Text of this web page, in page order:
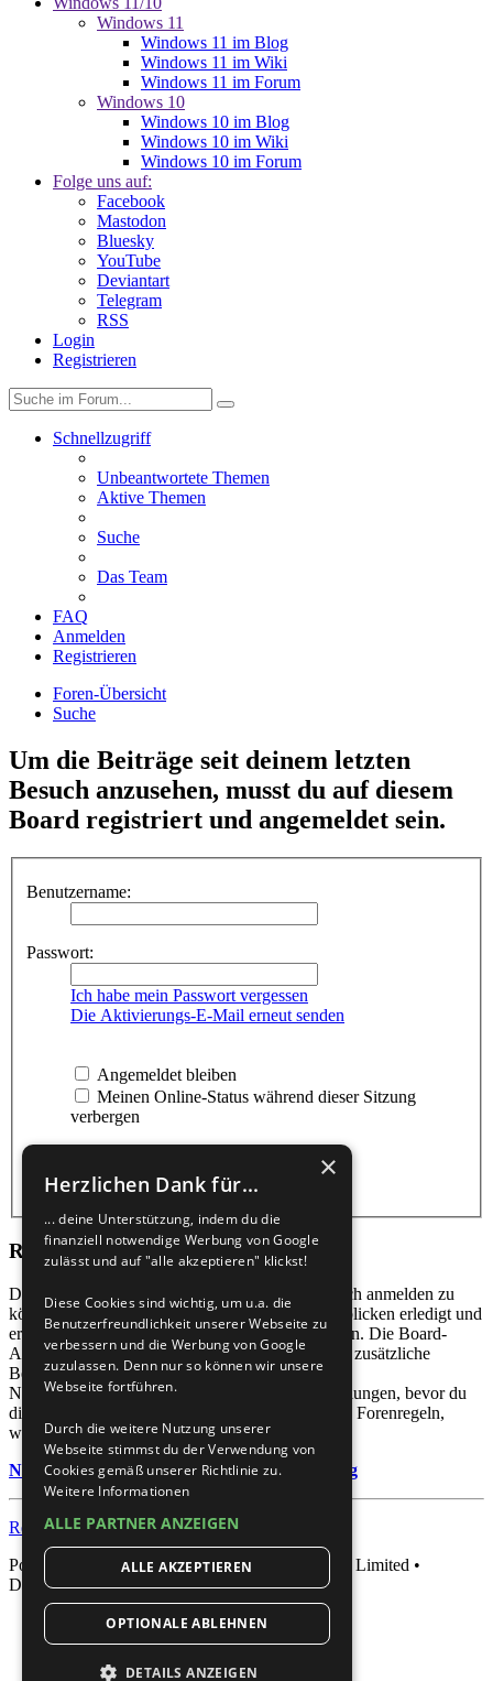
Windows 11
Windows 11 im Blog
Windows 11 im Wiki
Windows 11 im Forum
Windows 10
Windows 10 im Blog
Windows 10 im Wiki
Windows 10 im Forum
Folge uns auf:
Facebook
Mastodon
Bluesky
YouTube
Deviantart
Telegram
RSS
Login
Registrieren
Schnellzugriff
Unbeantwortete Themen
Aktive Themen
Suche
Das Team
FAQ
Anmelden
Registrieren
Foren-Übersicht
Suche
Um die Beiträge seit deinem letzten
Besuch anzusehen, musst du auf diesem
Board registriert und angemeldet sein.
Benutzername:
Passwort:
Ich habe mein Passwort vergessen
Die Aktivierungs-E-Mail erneut senden
Angemeldet bleiben
Meinen Online-Status während dieser Sitzung
verbergen
Registrieren
Du musst in diesem Forum registriert sein, um dich anmelden zu
können. Die Registrierung ist in wenigen Augenblicken erledigt und
ermöglicht dir, auf weitere Funktionen zuzugreifen. Die Board-
Administration kann registrierten Benutzern auch zusätzliche
Berechtigungen zuweisen. Beachte bitte unsere
Nutzungsbedingungen und die verwandten Regelungen, bevor du
dich registrierst. Bitte beachte auch die jeweiligen Forenregeln,
wenn du dich in diesem Board bewegst.
Nutzungsbedingungen|Datenschutzerklärung
Registrieren
Powered by
phpBB ® Forum Software © phpBB Limited •
Deutsche Übersetzung durchphpBB.de
×
Herzlichen Dank für...
... deine Unterstützung, indem du die
finanziell notwendige Werbung von Google
zulässt und auf "alle akzeptieren" klickst!
Diese Cookies sind wichtig, um u.a. die
Benutzerfreundlichkeit unserer Webseite zu
verbessern und die Werbung von Google
zuzulassen. Denn nur so können wir unsere
Webseite fortführen.
Durch die weitere Nutzung unserer
Webseite stimmst du der Verwendung von
Cookies gemäß unserer Richtlinie zu.
Weitere Informationen
ALLE PARTNER ANZEIGEN
ALLE AKZEPTIEREN
OPTIONALE ABLEHNEN
DETAILS ANZEIGEN